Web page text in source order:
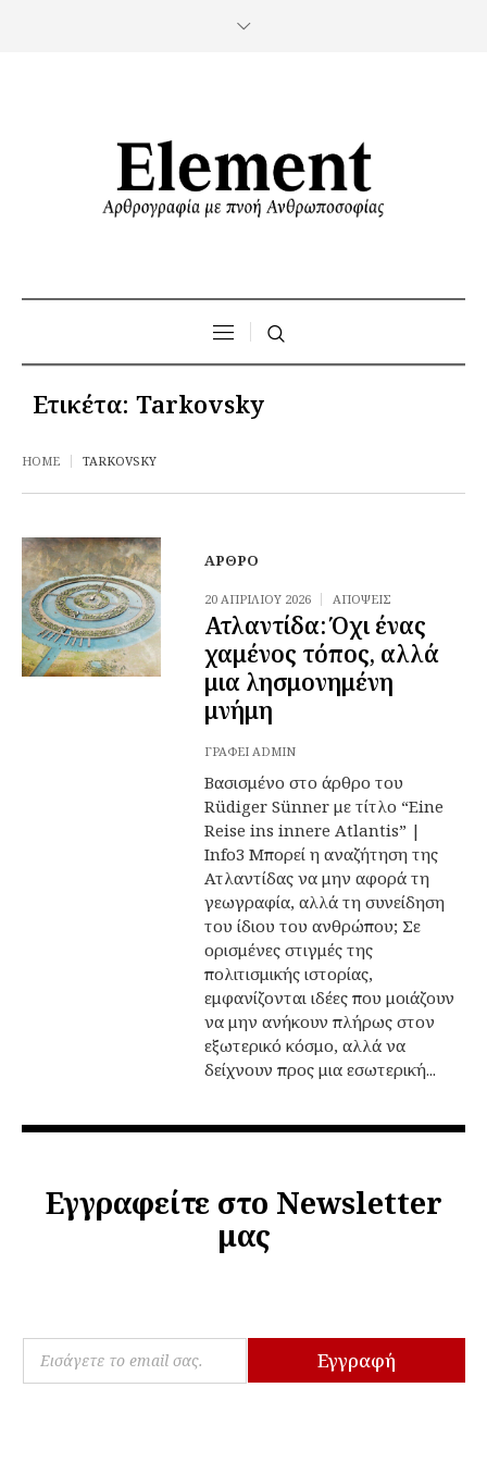
Ετικέτα: Tarkovsky
HOME TARKOVSKY
ΆΡΘΡΟ
20 ΑΠΡΙΛΊΟΥ 2026 ΑΠΌΨΕΙΣ
Ατλαντίδα: Όχι ένας
χαμένος τόπος, αλλά
μια λησμονημένη
μνήμη
ΓΡΆΦΕΙ ADMIN
Βασισμένο στο άρθρο του
Rüdiger Sünner με τίτλο “Eine
Reise ins innere Atlantis” |
Info3 Μπορεί η αναζήτηση της
Ατλαντίδας να μην αφορά τη
γεωγραφία, αλλά τη συνείδηση
του ίδιου του ανθρώπου; Σε
ορισμένες στιγμές της
πολιτισμικής ιστορίας,
εμφανίζονται ιδέες που μοιάζουν
να μην ανήκουν πλήρως στον
εξωτερικό κόσμο, αλλά να
δείχνουν προς μια εσωτερική...
Εγγραφείτε στο Newsletter
μας
E
a
Εγγραφή